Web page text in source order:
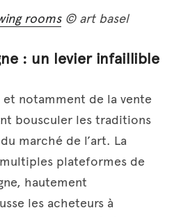
rooms © art basel
: un levier infaillible
et notamment de la vente
bousculer les traditions
marché de l’art. La
plateformes de
hautement
les acheteurs à